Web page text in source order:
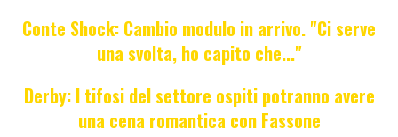
Conte Shock: Cambio modulo in arrivo. "Ci serve
una svolta, ho capito che..."
Derby: I tifosi del settore ospiti potranno avere
una cena romantica con Fassone